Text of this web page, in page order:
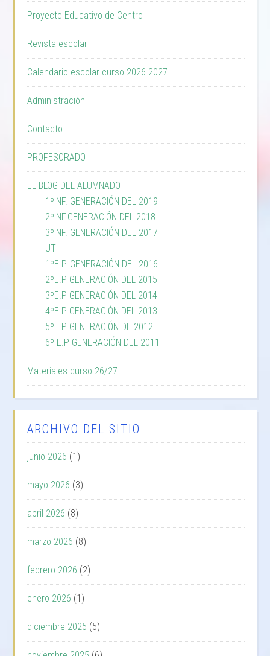
Proyecto Educativo de Centro
Revista escolar
Calendario escolar curso 2026-2027
Administración
Contacto
PROFESORADO
EL BLOG DEL ALUMNADO
1ºINF. GENERACIÓN DEL 2019
2ºINF.GENERACIÓN DEL 2018
3ºINF. GENERACIÓN DEL 2017
UT
1ºE.P. GENERACIÓN DEL 2016
2ºE.P GENERACIÓN DEL 2015
3ºE.P GENERACIÓN DEL 2014
4ºE.P GENERACIÓN DEL 2013
5ºE.P GENERACIÓN DE 2012
6º E.P GENERACIÓN DEL 2011
Materiales curso 26/27
ARCHIVO DEL SITIO
junio 2026 (1)
mayo 2026 (3)
abril 2026 (8)
marzo 2026 (8)
febrero 2026 (2)
enero 2026 (1)
diciembre 2025 (5)